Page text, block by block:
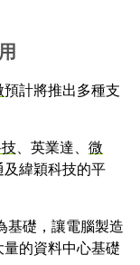
預計將推出多種支
、英業達、 微
及緯穎科技的平
基礎，讓電腦製造
的資料中心基礎